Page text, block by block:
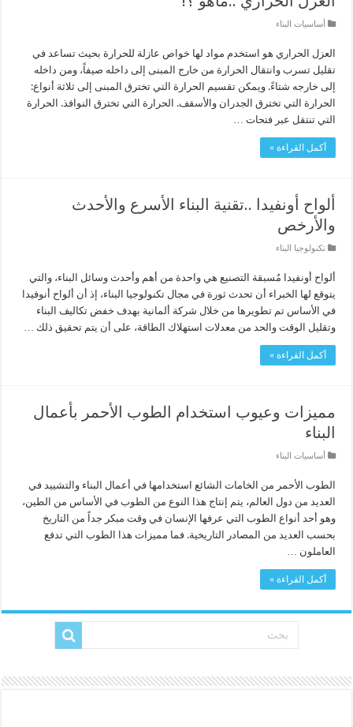
أساسيات البناء
العزل الحراري هو استخدم مواد لها خواص عازلة للحرارة بحيث تساعد في
تقليل تسرب وانتقال الحرارة من خارج المبنى إلى داخله صيفاً، ومن داخله
إلى خارجه شتاءً. ويمكن تقسيم الحرارة التي تخترق المبنى إلى ثلاثة أنواع:
الحرارة التي تخترق الجدران والأسقف. الحرارة التي تخترق النوافذ. الحرارة
التي تنتقل عبر فتحات …
أكمل القراءة »
ألواح أونفيدا ..تقنية البناء الأسرع والأحدث
والأرخص
تكنولوجيا البناء
ألواح أونفيدا مُسبقة التصنيع هي واحدة من أهم وأحدث وسائل البناء، والتي
يتوقع لها الخبراء أن تحدث ثورة في مجال تكنولوجيا البناء، إذ أن ألواح أنوفيدا
في الأساس تم تطويرها من خلال شركة ألمانية بهدف خفض تكاليف البناء
وتقليل الوقت والحد من معدلات استهلاك الطاقة، على أن يتم تحقيق ذلك …
أكمل القراءة »
مميزات وعيوب استخدام الطوب الأحمر بأعمال
البناء
أساسيات البناء
الطوب الأحمر من الخامات الشائع استخدامها في أعمال البناء والتشييد في
العديد من دول العالم، يتم إنتاج هذا النوع من الطوب في الأساس من الطين،
وهو أحد أنواع الطوب التي عرفها الإنسان في وقت مبكر جداً من التاريخ
بحسب العديد من المصادر التاريخية. فما مميزات هذا الطوب التي تدفع
العاملون …
أكمل القراءة »